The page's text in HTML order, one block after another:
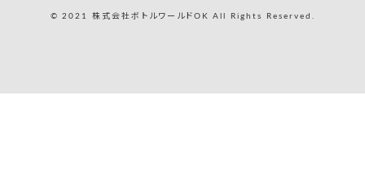
© 2021 株式会社ボトルワールドOK All Rights Reserved.